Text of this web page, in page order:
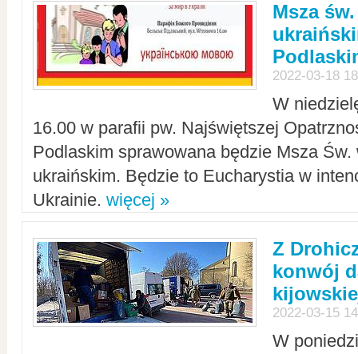
Msza
2022-03-18
W
16.00 w parafii pw. Najświętszej
Podlaskim sprawowana będzie Msza Św.
ukraińskim. Będzie to Eucharystia w
Ukrainie. więcej »
Z
konwój
2022-03-15
W